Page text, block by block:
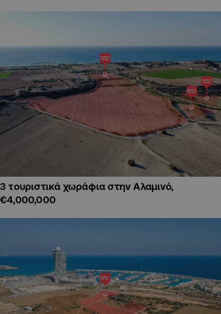
3 τουριστικά χωράφια στην Αλαμινό,
€4,000,000